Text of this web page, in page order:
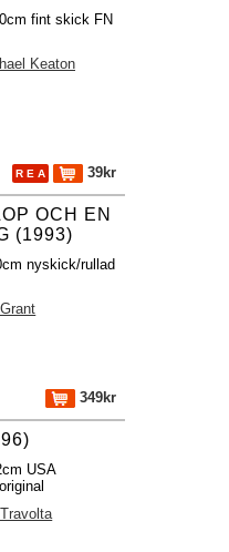
fint skick FN
Keaton
R E A 39kr
OCH EN
(1993)
nyskick/rullad
349kr
USA